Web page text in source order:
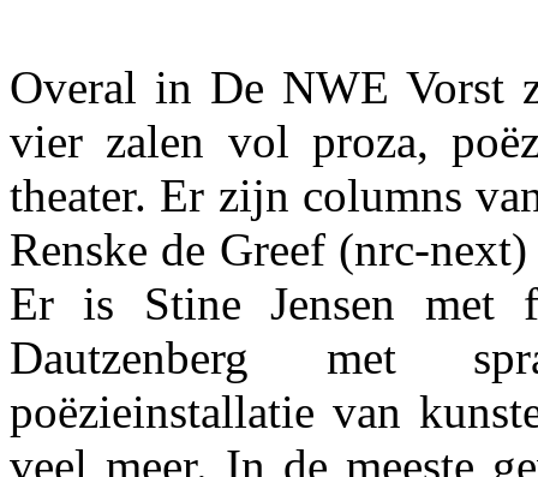
Overal in De NWE Vorst
vier zalen vol proza,
theater. Er zijn columns
Renske de Greef (nrc-
Er is Stine Jensen met
Dautzenberg met
poëzieinstallatie van
veel meer. In de meeste